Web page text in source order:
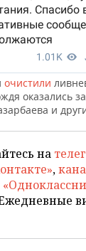
очистили
оказались
и
на
,